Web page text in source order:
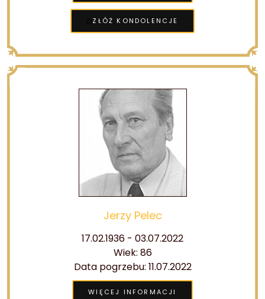
ZŁÓŻ KONDOLENCJE
Jerzy Pelec
17.02.1936 - 03.07.2022
Wiek: 86
Data pogrzebu: 11.07.2022
WIĘCEJ INFORMACJI